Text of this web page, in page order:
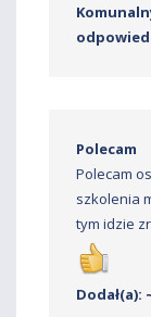
Polecam
Polecam
szkolenia
tym idzie